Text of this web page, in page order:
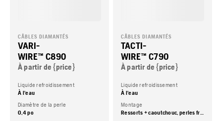
CÂBLES DIAMANTÉS
VARI-
WIRE™ C890
À partir de {price}
Liquide refroidissement
À l'eau
Diamètre de la perle
0,4 po
CÂBLES DIAMANTÉS
TACTI-
WIRE™ C790
À partir de {price}
Liquide refroidissement
À l'eau
Montage
Ressorts + caoutchouc, perles frittées